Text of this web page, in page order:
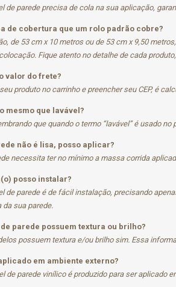
de parede precisa de cola na sua aplicação,
de cobertura que um rolo padrão cobre?
de 53 cm x 10 metros ou de 53 cm x 9,50
Fique atento no detalhe de cada
valor do frete?
produto no carrinho e preencher seu CEP, é
mesmo que lavável?
que quando o termo “lavável” é usado
não é lisa, posso aplicar?
necessita ter no mínimo a massa corrida
posso instalar?
de parede é de fácil instalação, precisando
da sua parede.
de parede possuem textura ou brilho?
possuem textura e/ou brilho sim. Essa
em ambiente externo?
de parede vinílico é produzido para ser aplicado